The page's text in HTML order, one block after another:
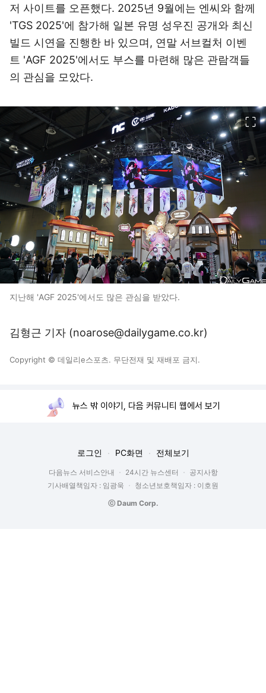
저 사이트를 오픈했다. 2025년 9월에는 엔씨와 함께
'TGS 2025'에 참가해 일본 유명 성우진 공개와 최신
빌드 시연을 진행한 바 있으며, 연말 서브컬처 이벤
트 'AGF 2025'에서도 부스를 마련해 많은 관람객들
의 관심을 모았다.
지난해 'AGF 2025'에서도 많은 관심을 받았다.
김형근 기자 (noarose@dailygame.co.kr)
Copyright © 데일리e스포츠. 무단전재 및 재배포 금지.
뉴스 밖 이야기, 다음 커뮤니티 웹에서 보기
로그인 PC화면 전체보기
다음뉴스 서비스안내 24시간 뉴스센터
공지사항
기사배열책임자 : 임광욱
청소년보호책임자 : 이호원
ⓒ Daum Corp.